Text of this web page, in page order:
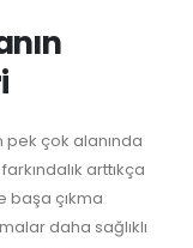
pek çok alanında
arttıkça
başa çıkma
daha sağlıklı